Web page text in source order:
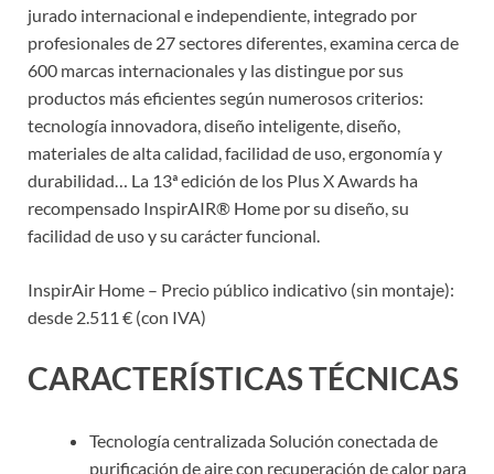
jurado internacional e independiente, integrado por
profesionales de 27 sectores diferentes, examina cerca de
600 marcas internacionales y las distingue por sus
productos más eficientes según numerosos criterios:
tecnología innovadora, diseño inteligente, diseño,
materiales de alta calidad, facilidad de uso, ergonomía y
durabilidad… La 13ª edición de los Plus X Awards ha
recompensado InspirAIR® Home por su diseño, su
facilidad de uso y su carácter funcional.
InspirAir Home – Precio público indicativo (sin montaje):
desde 2.511 € (con IVA)
CARACTERÍSTICAS TÉCNICAS
Tecnología centralizada Solución conectada de
purificación de aire con recuperación de calor para